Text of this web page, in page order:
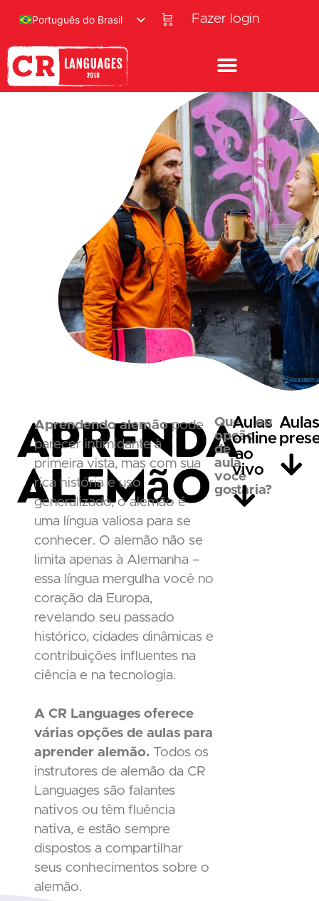
Fazer login
Português do Brasil
Aprenda
Alemão
Aprendendo alemãopode
parecer intimidante à
primeira vista, mas com sua
rica história e uso
generalizado, o alemão é
uma língua valiosa para se
conhecer. O alemão não se
limita apenas à Alemanha –
essa língua mergulha você no
coração da Europa,
revelando seu passado
histórico, cidades dinâmicas e
contribuições influentes na
ciência e na tecnologia.
A CR Languages oferece
várias opções de aulas para
aprender alemão. Todos os
instrutores de alemão da CR
Languages são falantes
nativos ou têm fluência
nativa, e estão sempre
dispostos a compartilhar
seus conhecimentos sobre o
alemão.
Que
opção
de
aula
você
gostaria?
Aulas
online
ao
vivo
ou